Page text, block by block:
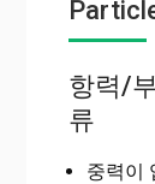
항력/
류
중력이